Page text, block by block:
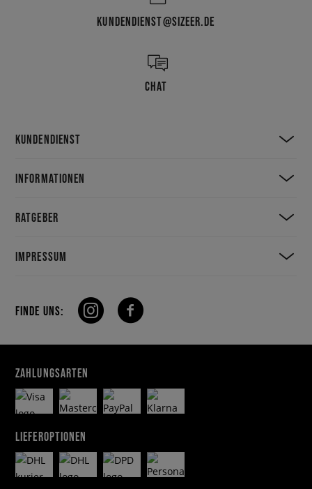
KUNDENDIENST@SIZEER.DE
CHAT
KUNDENDIENST
INFORMATIONEN
RATGEBER
IMPRESSUM
FINDE UNS:
ZAHLUNGSARTEN
LIEFEROPTIONEN